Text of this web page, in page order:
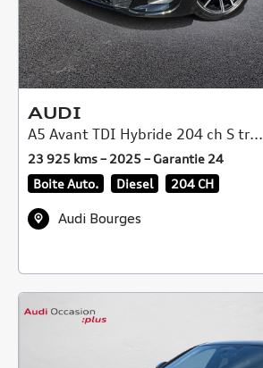
AUDI
A5 Avant TDI Hybride 204 ch S tr...
23 925 kms – 2025 – Garantie 24
Boite Auto.
Diesel 204 CH
Audi Bourges